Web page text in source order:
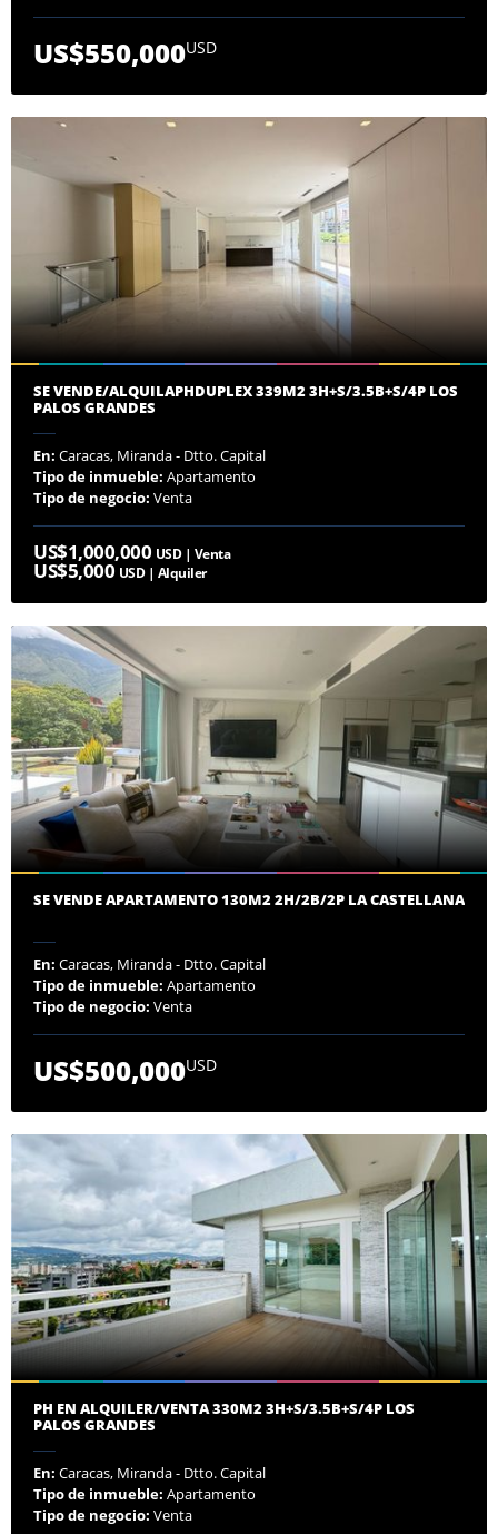
US$550,000USD
SE VENDE/ALQUILAPHDUPLEX 339M2 3H+S/3.5B+S/4P LOS
PALOS GRANDES
En: Caracas, Miranda - Dtto. Capital
Tipo de inmueble: Apartamento
Tipo de negocio: Venta
US$1,000,000 USD | Venta
US$5,000 USD | Alquiler
SE VENDE APARTAMENTO 130M2 2H/2B/2P LA CASTELLANA
En: Caracas, Miranda - Dtto. Capital
Tipo de inmueble: Apartamento
Tipo de negocio: Venta
US$500,000USD
PH EN ALQUILER/VENTA 330M2 3H+S/3.5B+S/4P LOS
PALOS GRANDES
En: Caracas, Miranda - Dtto. Capital
Tipo de inmueble: Apartamento
Tipo de negocio: Venta